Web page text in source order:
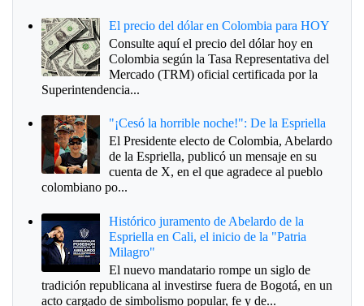
El precio del dólar en Colombia para HOY
Consulte aquí el precio del dólar hoy en
Colombia según la Tasa Representativa del
Mercado (TRM) oficial certificada por la
Superintendencia...
"¡Cesó la horrible noche!": De la Espriella
El Presidente electo de Colombia, Abelardo
de la Espriella, publicó un mensaje en su
cuenta de X, en el que agradece al pueblo
colombiano po...
Histórico juramento de Abelardo de la
Espriella en Cali, el inicio de la "Patria
Milagro"
El nuevo mandatario rompe un siglo de
tradición republicana al investirse fuera de Bogotá, en un
acto cargado de simbolismo popular, fe y de...